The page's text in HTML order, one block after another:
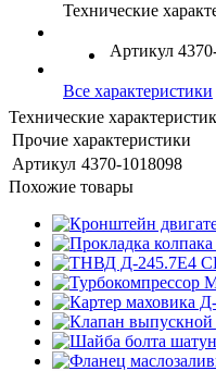
Технические
Артикул
Все характеристики
Технические
Прочие характеристики
Артикул 4370-1018098
Похожие товары